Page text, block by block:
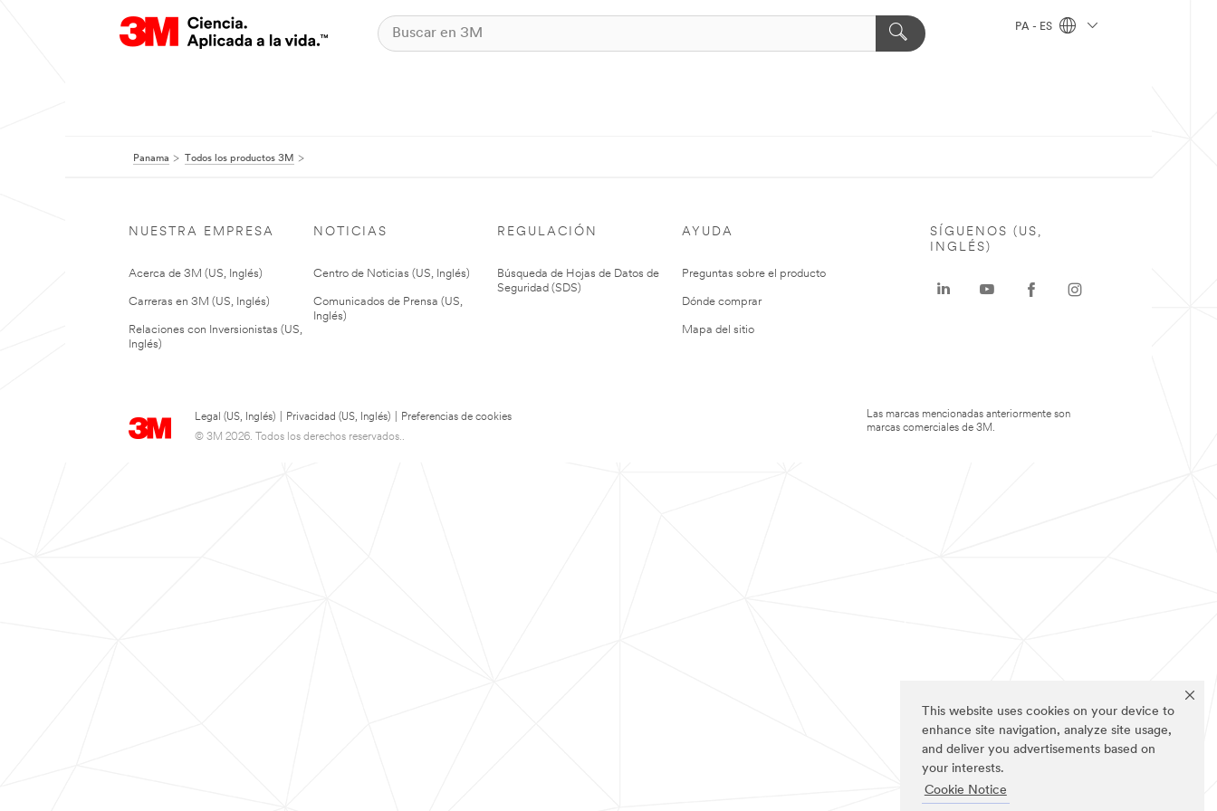
This website uses cookies on your device to
enhance site navigation, analyze site usage,
and deliver you advertisements based on
your interests.
Cookie Notice
PA - ES
Panama Todos los productos 3M
NUESTRA EMPRESA
Acerca de 3M (US, Inglés)
Carreras en 3M (US, Inglés)
Relaciones con Inversionistas (US,
Inglés)
NOTICIAS
Centro de Noticias (US, Inglés)
Comunicados de Prensa (US,
Inglés)
REGULACIÓN
Búsqueda de Hojas de Datos de
Seguridad (SDS)
AYUDA
Preguntas sobre el producto
Dónde comprar
Mapa del sitio
Legal (US, Inglés) Privacidad (US, Inglés)
Preferencias de cookies
© 3M 2026. Todos los derechos reservados..
SÍGUENOS (US,
INGLÉS)
Las marcas mencionadas anteriormente son
marcas comerciales de 3M.